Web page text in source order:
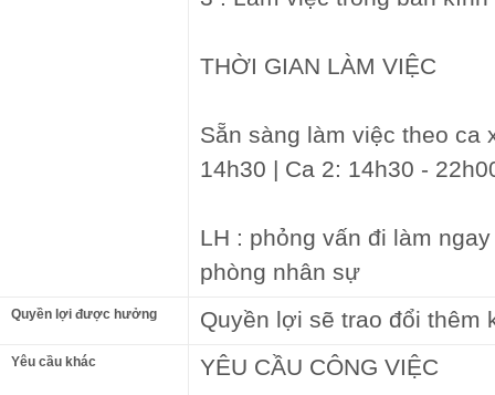
THỜI GIAN LÀM VIỆC
Sẵn sàng làm việc theo ca
14h30 | Ca 2: 14h30 -
LH : phỏng vấn đi làm
phòng nhân sự
Quyền lợi được hưởng Quyền lợi sẽ trao đổi thêm
Yêu cầu khác YÊU CẦU CÔNG VIỆC